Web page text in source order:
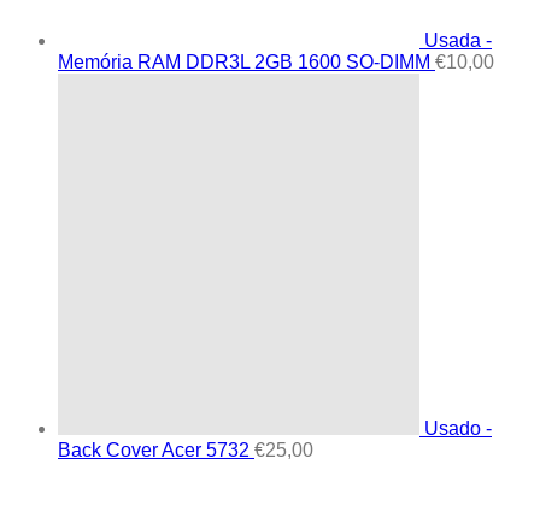
Usada -
Memória RAM DDR3L 2GB 1600 SO-DIMM €10,00
Usado -
Back Cover Acer 5732 €25,00